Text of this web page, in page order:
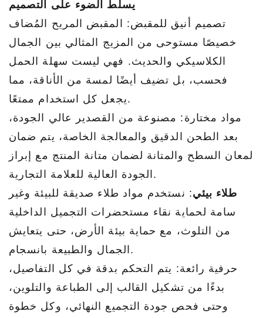
يسلط الضوء على التصميم
تصميم أنيق للمقبض: المقبض المريح المُضاف
خصيصًا مستوحى من المزيج المثالي بين الجمال
الكلاسيكي والحديث. فهي ليست سهلة الحمل
فحسب، بل تضيف أيضًا لمسة من الأناقة، مما
يجعل كل استخدام ممتعًا.
مواد مختارة: مصنوعة من القصدير عالي الجودة،
بعد الطحن الدقيق والمعالجة الخاصة، يتم ضمان
لمعان السطح والمتانة لضمان متانة المنتج مع إبراز
الجودة العالية للعلامة التجارية.
طلاء بيئي: نستخدم مواد طلاء صديقة للبيئة وغير
سامة لحماية نقاء مستحضرات التجميل الداخلية
من التلوث، مع حماية بيئة الأرض، حتى يتعايش
الجمال والطبيعة بانسجام.
حرفية رائعة: يتم التحكم بدقة في كل التفاصيل،
بدءًا من تشكيل القالب إلى الطباعة والتلوين،
وحتى فحص جودة التجميع النهائي، وكل خطوة